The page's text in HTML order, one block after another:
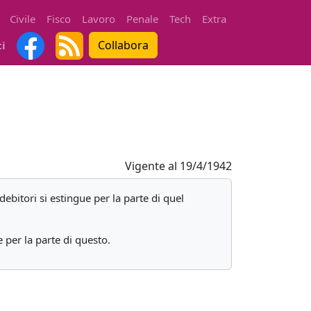
Civile Fisco Lavoro Penale Tech
Extra
Collabora
Vigente al 19/4/1942
si estingue per la parte di quel
per la parte di questo.